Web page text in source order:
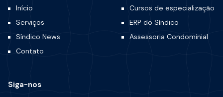
Início
Serviços
Síndico News
Contato
Cursos de especialização
ERP do Síndico
Assessoria Condominial
Siga-nos